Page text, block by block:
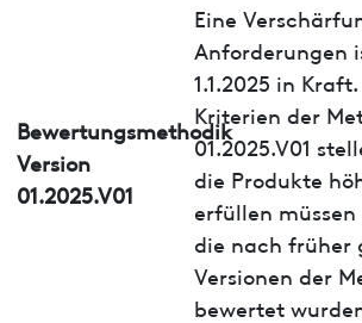
Bewertungsmethodik
Version
01.2025.V01
Eine
Anforderungen
1.1.2025 in
Kriterien der
01.2025.V01
die Produkte
erfüllen müssen
die nach früher
Versionen der
bewertet